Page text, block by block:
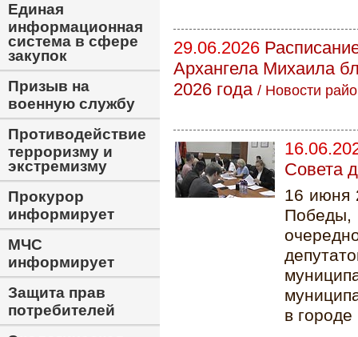
29.06.2026
Архангела Михаила
2026 года / Новости
Совета
16 июня
в
Единая
информационная
система в сфере
закупок
Призыв на
военную службу
Противодействие
терроризму и
экстремизму
Прокурор
информирует
МЧС
информирует
Защита прав
потребителей